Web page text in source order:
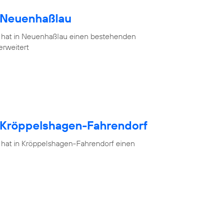
in Neuenhaßlau einen bestehenden
Fahrendorf
in Kröppelshagen-Fahrendorf einen